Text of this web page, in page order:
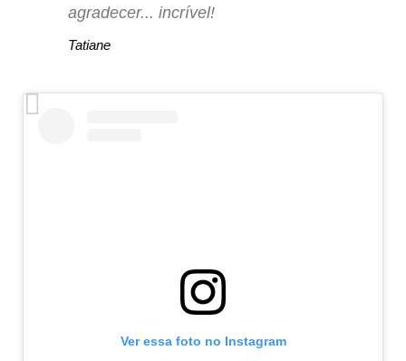
agradecer... incrível!
Tatiane
Ver essa foto no Instagram